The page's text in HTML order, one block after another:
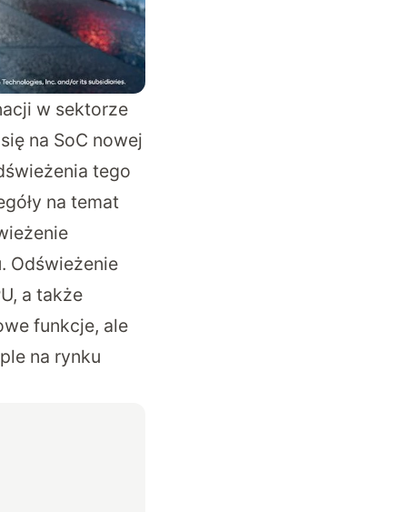
w sektorze
na SoC nowej
tego
na temat
Odświeżenie
a także
funkcje, ale
na rynku